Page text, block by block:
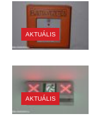
AKTUÁLIS
AKTUÁLIS